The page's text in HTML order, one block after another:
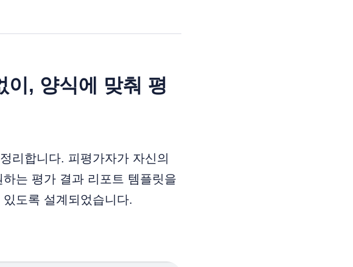
이, 양식에 맞춰 평
리합니다. 피평가자가 자신의
는 평가 결과 리포트 템플릿을
도록 설계되었습니다.